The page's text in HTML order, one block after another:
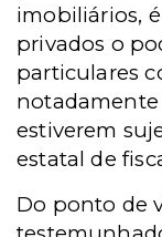
imobiliários,
privados o
particulares
notadamente
estiverem
estatal de
Do ponto de